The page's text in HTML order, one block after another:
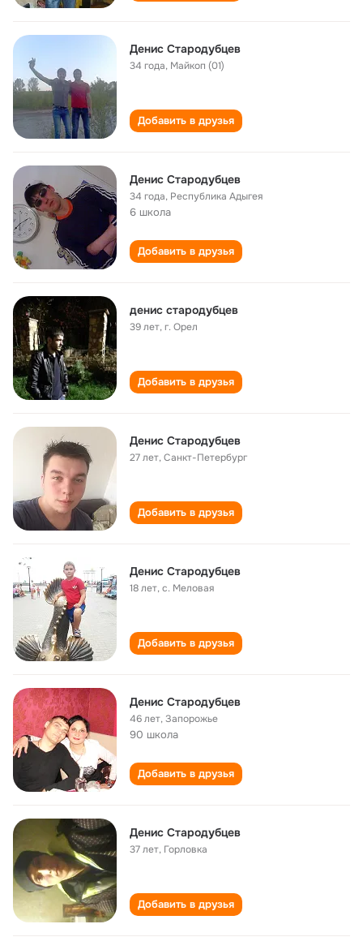
Денис Стародубцев
34 года, Майкоп (01)
Добавить в друзья
Денис Стародубцев
34 года, Республика Адыгея
6 школа
Добавить в друзья
денис стародубцев
39 лет,г. Орел
Добавить в друзья
Денис Стародубцев
27 лет,Санкт-Петербург
Добавить в друзья
Денис Стародубцев
18 лет,с. Меловая
Добавить в друзья
Денис Стародубцев
46 лет,Запорожье
90 школа
Добавить в друзья
Денис Стародубцев
37 лет, Горловка
Добавить в друзья